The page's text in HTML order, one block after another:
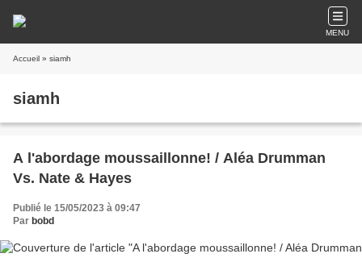
MENU
Accueil » siamh
siamh
A l'abordage moussaillonne! / Aléa Drumman
Vs. Nate & Hayes
Publié le 15/05/2023 à 09:47
Par bobd